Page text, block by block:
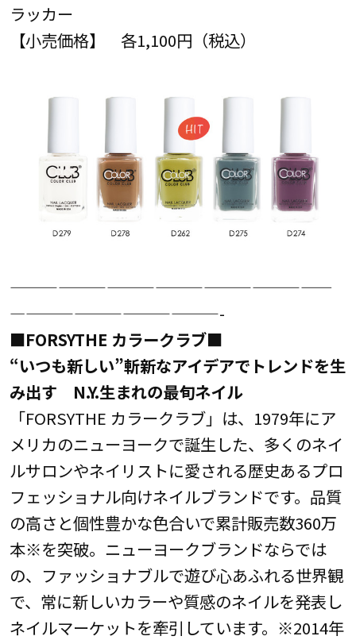
ラッカー
【小売価格】 各1,100円（税込）
————————————————————
—————————————-
■FORSYTHE カラークラブ■
“いつも新しい”斬新なアイデアでトレンドを生
み出す N.Y.生まれの最旬ネイル
「FORSYTHE カラークラブ」は、1979年にア
メリカのニューヨークで誕生した、多くのネイ
ルサロンやネイリストに愛される歴史あるプロ
フェッショナル向けネイルブランドです。品質
の高さと個性豊かな色合いで累計販売数360万
本※を突破。ニューヨークブランドならでは
の、ファッショナブルで遊び心あふれる世界観
で、常に新しいカラーや質感のネイルを発表し
ネイルマーケットを牽引しています。※2014年